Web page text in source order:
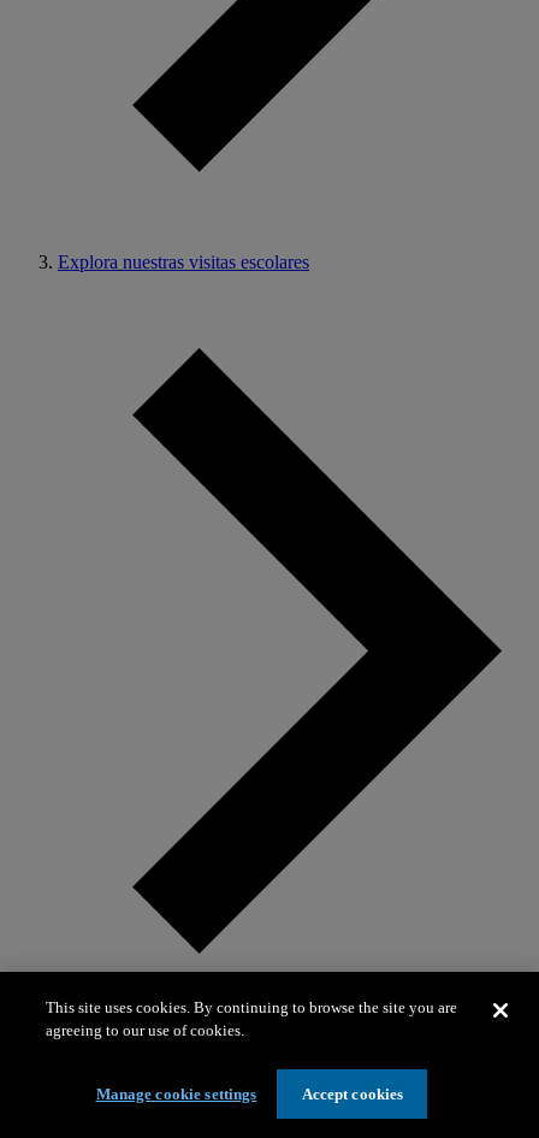
Explora nuestras visitas escolares
Visitas escolares para grados K–2
This site uses cookies. By continuing to browse the site you are
agreeing to our use of cookies.
Manage cookie settings Accept cookies